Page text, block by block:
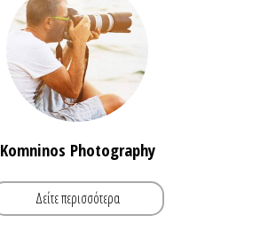
Komninos Photography
Δείτε περισσότερα